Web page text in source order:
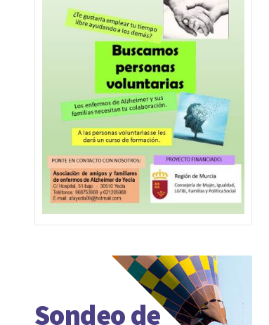
Sondeo de